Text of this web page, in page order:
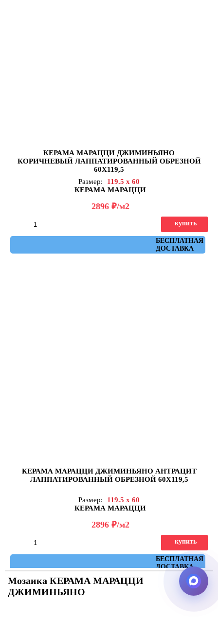
КЕРАМА МАРАЦЦИ ДЖИМИНЬЯНО
КОРИЧНЕВЫЙ ЛАППАТИРОВАННЫЙ ОБРЕЗНОЙ
60Х119,5
Размер:
119.5 x 60
КЕРАМА МАРАЦЦИ
2896 д/м2
БЕСПЛАТНАЯ
ДОСТАВКА
купить
КЕРАМА МАРАЦЦИ ДЖИМИНЬЯНО АНТРАЦИТ
ЛАППАТИРОВАННЫЙ ОБРЕЗНОЙ 60Х119,5
Размер:
119.5 x 60
КЕРАМА МАРАЦЦИ
2896 д/м2
БЕСПЛАТНАЯ
ДОСТАВКА
купить
Мозаика КЕРАМА МАРАЦЦИ
ДЖИМИНЬЯНО